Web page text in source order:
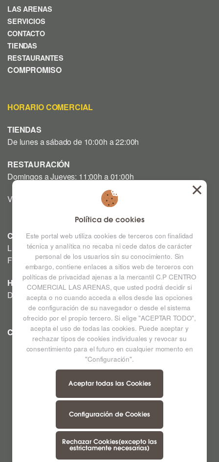
LAS ARENAS
SERVICIOS
CONTACTO
TIENDAS
RESTAURANTES
COMPROMISO
HORARIO COMERCIAL
TIENDAS
De lunes a sábado de 10:00h a 22:00h
RESTAURACIÓN
Domingos a Jueves: 11:00h a 01:00h
Viernes y Sábado: 12:00h a 03:00h
CINE
Lunes a Domingo: Consultar horarios en la Cartelera
Festivos a consultar *
HIPERMERCADO
De lunes a sábado de 09:00h a 22:00h
CC LAS ARENAS Ampliar mapa
Política de cookies
Este portal web utiliza cookies de terceros con finalidad
técnica y analítica no recaba ni cede datos de carácter
personal de los usuarios sin su conocimiento. Sin
embargo, contiene enlaces a sitios web de terceros con
políticas de privacidad ajenas a la mercantil C.P CENTRO
COMERCIAL LAS ARENAS, que usted podrá decidir si
acepta o no cuando acceda a ellos desde las opciones
de configuración de su navegador o desde el sistema
ofrecido por el propio tercero. Si elige "ACEPTAR TODO",
acepta el uso de todas las cookies. Puede aceptar y
rechazar tipos de cookies individuales y revocar su
consentimiento para el futuro en cualquier momento en
"Configuración".
Aceptar todas las Cookies
Configuración de Cookies
Rechazar Cookies(excepto las
estrictamente necesarias)